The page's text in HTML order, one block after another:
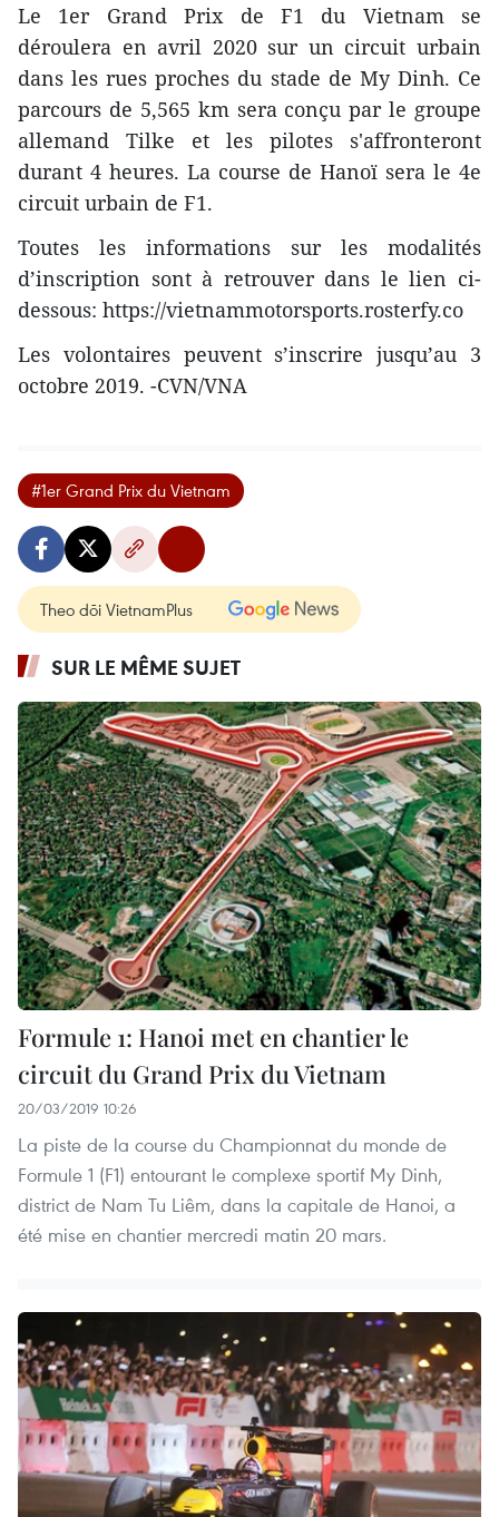
Le 1er Grand Prix de F1 du Vietnam se
déroulera en avril 2020 sur un circuit urbain
dans les rues proches du stade de My Dinh. Ce
parcours de 5,565 km sera conçu par le groupe
allemand Tilke et les pilotes s'affronteront
durant 4 heures. La course de Hanoï sera le 4e
circuit urbain de F1.
Toutes les informations sur les modalités
d’inscription sont à retrouver dans le lien ci-
dessous: https://vietnammotorsports.rosterfy.co
Les volontaires peuvent s’inscrire jusqu’au 3
octobre 2019. -CVN/VNA
#1er Grand Prix du Vietnam
Theo dõi VietnamPlus
SUR LE MÊME SUJET
Formule 1: Hanoi met en chantier le
circuit du Grand Prix du Vietnam
20/03/2019 10:26
La piste de la course du Championnat du monde de
Formule 1 (F1) entourant le complexe sportif My Dinh,
district de Nam Tu Liêm, dans la capitale de Hanoi, a
été mise en chantier mercredi matin 20 mars.